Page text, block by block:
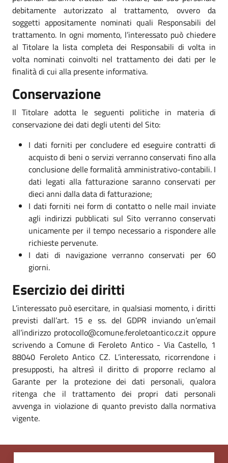
debitamente autorizzato al trattamento, ovvero da
soggetti appositamente nominati quali Responsabili del
trattamento. In ogni momento, l’interessato può chiedere
al Titolare la lista completa dei Responsabili di volta in
volta nominati coinvolti nel trattamento dei dati per le
finalità di cui alla presente informativa.
Conservazione
Il Titolare adotta le seguenti politiche in materia di
conservazione dei dati degli utenti del Sito:
I dati forniti per concludere ed eseguire contratti di
acquisto di beni o servizi verranno conservati fino alla
conclusione delle formalità amministrativo-contabili. I
dati legati alla fatturazione saranno conservati per
dieci anni dalla data di fatturazione;
I dati forniti nei form di contatto o nelle mail inviate
agli indirizzi pubblicati sul Sito verranno conservati
unicamente per il tempo necessario a rispondere alle
richieste pervenute.
I dati di navigazione verranno conservati per 60
giorni.
Esercizio dei diritti
L’interessato può esercitare, in qualsiasi momento, i diritti
previsti dall’art. 15 e ss. del GDPR inviando un’email
all’indirizzo protocollo@comune.feroletoantico.cz.it oppure
scrivendo a Comune di Feroleto Antico - Via Castello, 1
88040 Feroleto Antico CZ. L’interessato, ricorrendone i
presupposti, ha altresì il diritto di proporre reclamo al
Garante per la protezione dei dati personali, qualora
ritenga che il trattamento dei propri dati personali
avvenga in violazione di quanto previsto dalla normativa
vigente.